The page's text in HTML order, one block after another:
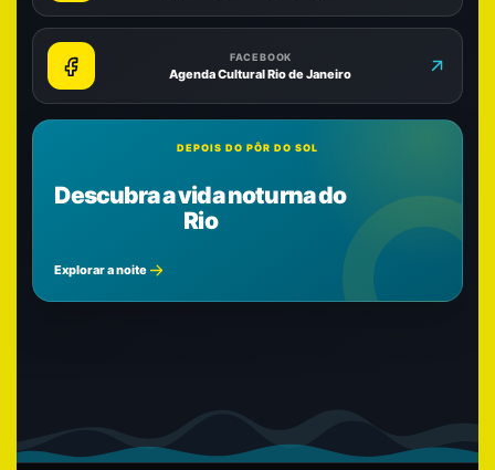
FACEBOOK
Agenda Cultural Rio de Janeiro
DEPOIS DO PÔR DO SOL
Descubra a vida noturna do
Rio
Explorar a noite